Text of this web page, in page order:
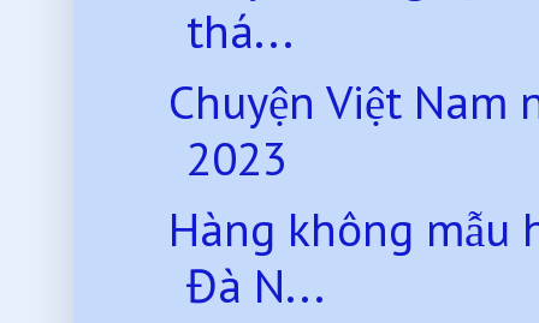
thá...
Chuyện Việt Nam
2023
Hàng không mẫu
Đà N...